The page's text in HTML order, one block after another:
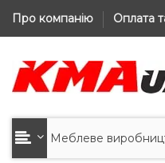
Про компанію Оплата
Меблеве